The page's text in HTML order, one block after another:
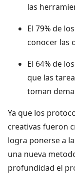
las
El 79% de
conocer las
El 64% de
que las
toman
Ya que los
creativas fueron
logra ponerse a
una nueva
profundidad el